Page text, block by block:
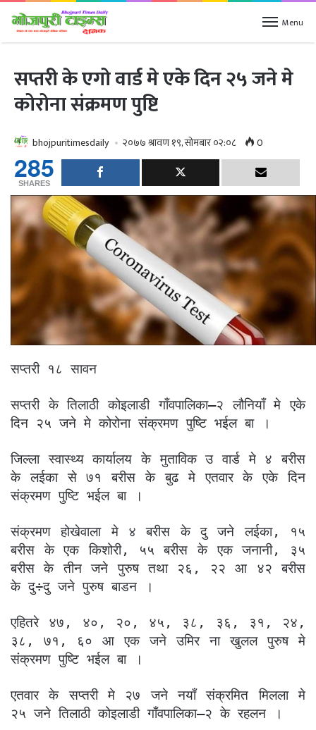
Menu
सप्तरी के एगो वार्ड मे एके दिन २५ जने मे
कोरोना संक्रमण पुष्टि
bhojpuritimesdaily २०७७ श्रावण १९, सोमबार ०२:०८ 0
285
SHARES
सप्तरी १८ सावन
सप्तरी के तिलाठी कोइलाडी गाँवपालिका–२ लौनियाँ मे एके
दिन २५ जने मे कोरोना संक्रमण पुष्टि भईल बा ।
जिल्ला स्वास्थ्य कार्यालय के मुताविक उ वार्ड मे ४ बरीस
के लईका से ७१ बरीस के बुढ मे एतवार के एके दिन
संक्रमण पुष्टि भईल बा ।
संक्रमण होखेवाला मे ४ बरीस के दु जने लईका, १५
बरीस के एक किशोरी, ५५ बरीस के एक जनानी, ३५
बरीस के तीन जने पुरुष तथा २६, २२ आ ४२ बरीस
के दु÷दु जने पुरुष बाडन ।
एहितरे ४७, ४०, २०, ४५, ३८, ३६, ३१, २४,
३८, ७१, ६० आ एक जने उमिर ना खुलल पुरुष मे
संक्रमण पुष्टि भईल बा ।
एतवार के सप्तरी मे २७ जने नयाँ संक्रमित मिलला मे
२५ जने तिलाठी कोइलाडी गाँवपालिका–२ के रहलन ।